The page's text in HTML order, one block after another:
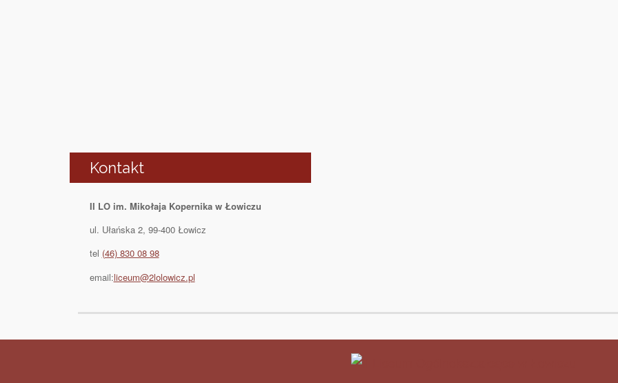
Kontakt
II LO im. Mikołaja Kopernika w Łowiczu
ul. Ułańska 2, 99-400 Łowicz
tel (46) 830 08 98
email:liceum@2lolowicz.pl